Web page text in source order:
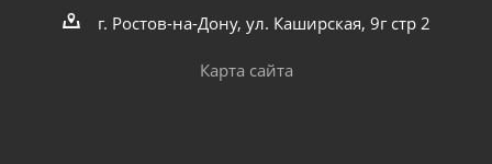
г. Ростов-на-Дону, ул. Каширская, 9г стр 2
Карта сайта